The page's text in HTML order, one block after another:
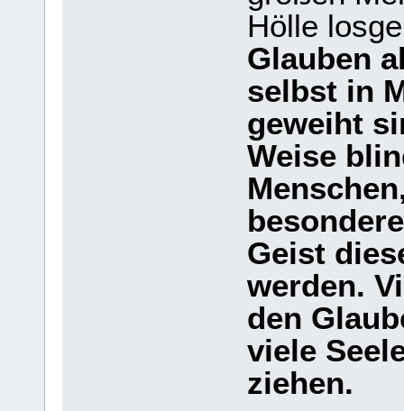
Hölle
Glauben
selbst in
geweiht
Weise
Geist
werden.
den
viele
ziehen.